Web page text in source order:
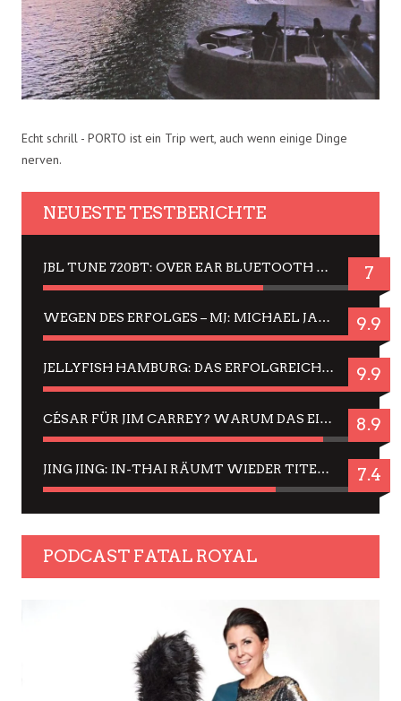
Echt schrill - PORTO ist ein Trip wert, auch wenn einige Dinge
nerven.
NEUESTE TESTBERICHTE
JBL TUNE 720BT: OVER EAR BLUETOOTH KOPFHÖRER UM DIE 50,-€ IM DAUER-TEST 7
WEGEN DES ERFOLGES – MJ: MICHAEL JACKSON MUSICAL IN EINER MATINEE SEHEN 9.9
JELLYFISH HAMBURG: DAS ERFOLGREICHE SOMMER-MENÜ 2025 IN GEFÜHLEN UND BILDERN 9.9
CÉSAR FÜR JIM CARREY? WARUM DAS EINER DER NERVIGSTEN ACTORS IST UND BLEIBT 8.9
JING JING: IN-THAI RÄUMT WIEDER TITEL AB – EIN ZWEI-STUNDEN-ERLEBNISBERICHT 7.4
PODCAST FATAL ROYAL